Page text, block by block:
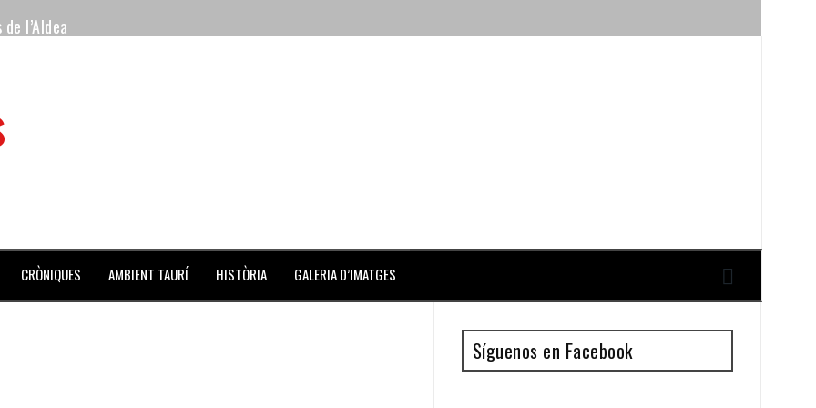
l’Aldea
de la Monumental de Barcelona y padre de los toreros Enrique y Antonio Guillén
de la noche y Ventura pone el Coliseo Balear en pie
CRÒNIQUES AMBIENT TAURÍ HISTÒRIA GALERIA D’IMATGES
Síguenos en Facebook